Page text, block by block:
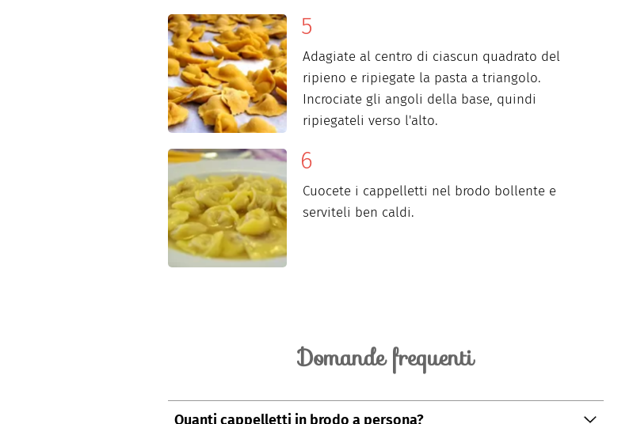
Adagiate al centro di ciascun quadrato del
ripieno e ripiegate la pasta a triangolo.
Incrociate gli angoli della base, quindi
ripiegateli verso l'alto.
Cuocete i cappelletti nel brodo bollente e
serviteli ben caldi.
Domande frequenti
Quanti cappelletti in brodo a persona?